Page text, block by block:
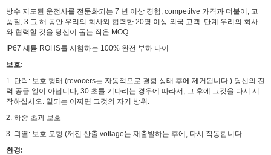
방수 지도된 운전사를 전문화되는 7 년 이상 경험, competitve 가격과 더불어, 고
품질, 3 그 해 동안 우리의 회사와 협력한 20명 이상 외국 고객. 단계 우리의 회사
와 협력할 것을 당신이 돕는 작은 MOQ.
IP67 세륨 ROHS를 시험하는 100% 완전 부하 나이
보호:
1. 단락: 보호 형태 (revocers는 자동적으로 결함 상태 후에 제거됩니다.) 당신의 전
력 공급 일이 아닙니다, 30 초를 기다리는 경우에 따라서, 그 후에 그것을 다시 시
작하십시오. 일되는 어쩌면 그것의 자기 방위.
2. 하중 초과 보호
3. 과열: 보호 모형 (꺼진 산출 votlage는 재출발하는 후에, 다시 작동합니다.
환경: